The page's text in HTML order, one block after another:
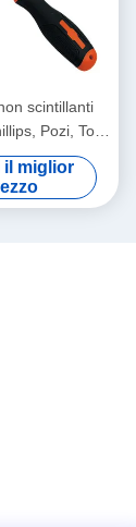
scintillanti
Pozi, Torx
o Aluminio
fino a
il miglior